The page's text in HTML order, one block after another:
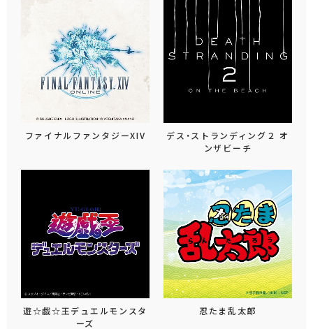
ファイナルファンタジーXIV
デス・ストランディング２ オ
ンザビーチ
遊☆戯☆王デュエルモンスタ
ーズ
忍たま乱太郎